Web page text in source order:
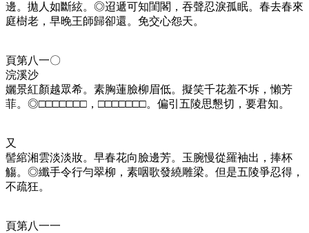
邊。拋人如斷絃。◎迢遞可知閨閣，吞聲忍淚孤眠。春去春來
庭樹老，早晚王師歸卻還。免交心怨天。
頁第八一〇
浣溪沙
孋景紅顏越眾希。素胸蓮臉柳眉低。擬笑千花羞不坼，懶芳
菲。◎□□□□□□□，□□□□□□□。偏引五陵思懇切，要君知。
又
髻綰湘雲淡淡妝。早春花向臉邊芳。玉腕慢從羅袖出，捧杯
觴。◎纖手令行勻翠柳，素咽歌發繞雕梁。但是五陵爭忍得，
不疏狂。
頁第八一一